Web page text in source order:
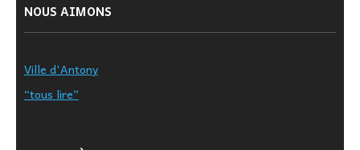
NOUS AIMONS
Ville d'Antony
“tous lire”